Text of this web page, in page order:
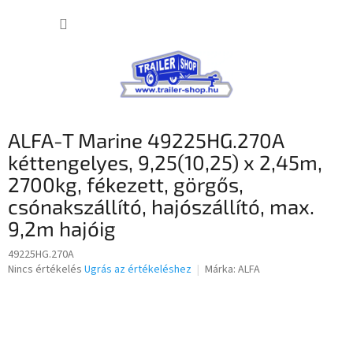
ALFA-T Marine 49225HG.270A
kéttengelyes, 9,25(10,25) x 2,45m,
2700kg, fékezett, görgős,
csónakszállító, hajószállító, max.
9,2m hajóig
49225HG.270A
A
Nincs értékelés Ugrás az értékeléshez Márka: ALFA